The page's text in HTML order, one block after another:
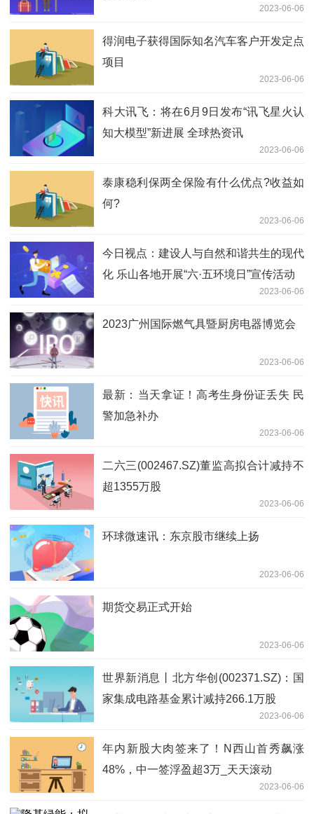
2023-06-06
得润电子获得国际知名汽车客户开发定点
项目
2023-06-06
科大讯飞：将在6月9日发布“讯飞星火认
知大模型”新进展 全球热资讯
2023-06-06
泰康稳利保两全保险有什么优点?收益如
何?
2023-06-06
今日视点：建设人与自然和谐共生的现代
化 乐山各地开展“六·五环境日”宣传活动
2023-06-06
2023广州国际燃气具暨厨房电器博览会
2023-06-06
最新： 当天拿证！高考生身份证丢失 民
警加急补办
2023-06-06
二六三(002467.SZ)董监高拟合计减持不
超1355万股
2023-06-06
环球微速讯：东京股市继续上扬
2023-06-06
期货交易正式开始
2023-06-06
世界新消息丨北方华创(002371.SZ)：国
家集成电路基金累计减持266.1万股
2023-06-06
年内新股大肉签来了！N西山首秀飙涨
48%，中一签浮盈超3万_天天滚动
2023-06-06